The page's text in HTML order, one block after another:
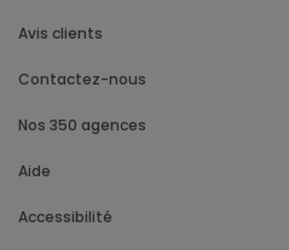
Avis clients
Contactez-nous
Nos 350 agences
Aide
Accessibilité